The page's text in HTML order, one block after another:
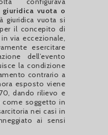
giuridica vuota o
giuridica vuota si
il concepito di
via eccezionale,
esercitare
dell’evento
la condizione
contrario a
esposto viene
dando rilievo e
come soggetto in
nei casi in
ai sensi